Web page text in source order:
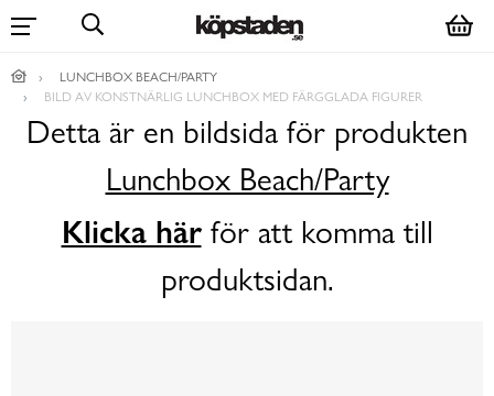
LUNCHBOX BEACH/PARTY
BILD AV KONSTNÄRLIG LUNCHBOX MED FÄRGGLADA FIGURER
Detta är en bildsida för produkten
Lunchbox Beach/Party
Klicka härför att komma till
produktsidan.